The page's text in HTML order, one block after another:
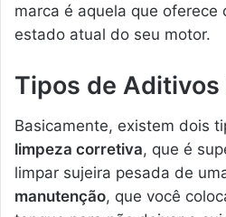
marca é aquela que
estado atual do seu motor.
Tipos de Aditivos
Basicamente, existem dois
limpeza corretiva, que é
limpar sujeira pesada de
manutenção, que você